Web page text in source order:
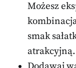
Możesz
smak
atrakcyjną.